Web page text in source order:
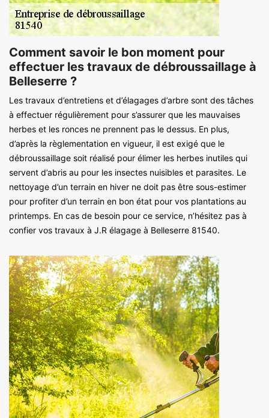
Comment savoir le bon moment pour
effectuer les travaux de débroussaillage à
Belleserre ?
Les travaux d’entretiens et d’élagages d’arbre sont des tâches
à effectuer régulièrement pour s’assurer que les mauvaises
herbes et les ronces ne prennent pas le dessus. En plus,
d’après la règlementation en vigueur, il est exigé que le
débroussaillage soit réalisé pour élimer les herbes inutiles qui
servent d’abris au pour les insectes nuisibles et parasites. Le
nettoyage d’un terrain en hiver ne doit pas être sous-estimer
pour profiter d’un terrain en bon état pour vos plantations au
printemps. En cas de besoin pour ce service, n’hésitez pas à
confier vos travaux à J.R élagage à Belleserre 81540.